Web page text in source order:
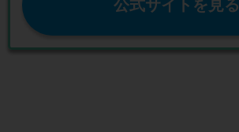
公式サイトを見る